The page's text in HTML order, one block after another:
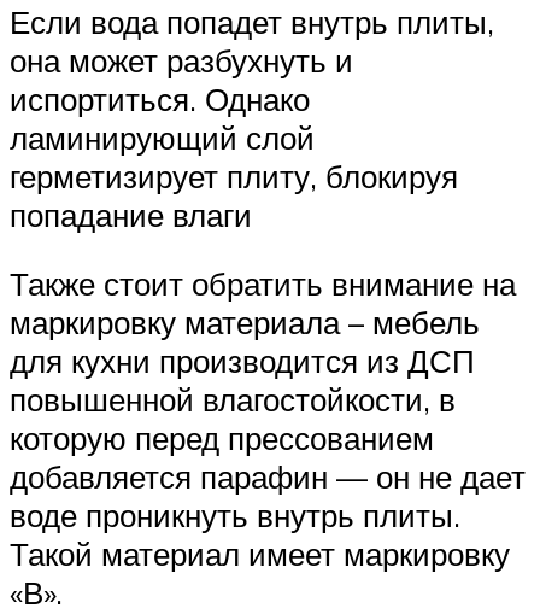
Если вода попадет внутрь плиты,
она может разбухнуть и
испортиться. Однако
ламинирующий слой
герметизирует плиту, блокируя
попадание влаги
Также стоит обратить внимание на
маркировку материала – мебель
для кухни производится из ДСП
повышенной влагостойкости, в
которую перед прессованием
добавляется парафин — он не дает
воде проникнуть внутрь плиты.
Такой материал имеет маркировку
«В».